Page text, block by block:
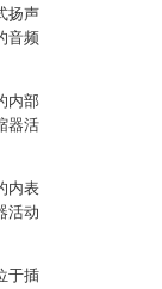
扬声
音频
内部
器活
内表
活动
于插